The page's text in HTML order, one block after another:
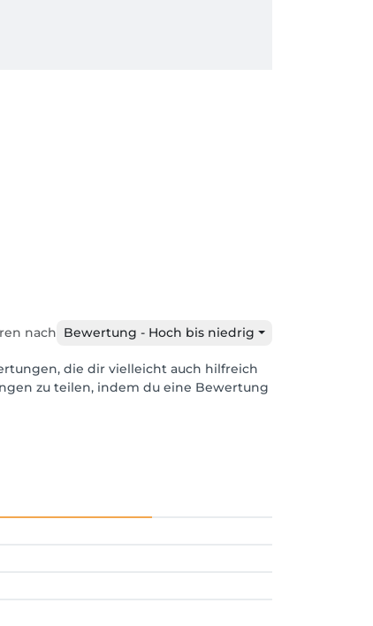
nach Bewertung - Hoch bis niedrig
die dir vielleicht auch hilfreich
zu teilen, indem du eine Bewertung